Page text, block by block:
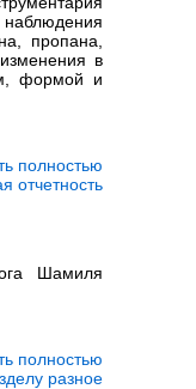
наблюдения
пропана,
в
формой и
полностью
отчетность
Шамиля
полностью
разное